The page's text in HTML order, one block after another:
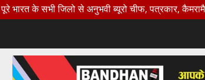
से अनुभवी ब्यूरो चीफ, पत्रकार, कैमरामैन, विज्ञापन